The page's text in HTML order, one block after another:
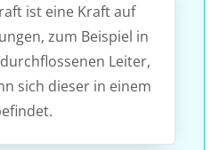
ist eine Kraft auf
zum Beispiel in
Leiter,
sich dieser in einem